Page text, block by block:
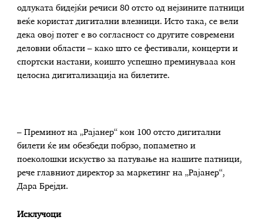
одлуката бидејќи речиси 80 отсто од нејзините патници
веќе користат дигитални влезници. Исто така, се вели
дека овој потег е во согласност со другите современи
деловни области – како што се фестивали, концерти и
спортски настани, коишто успешно преминувааа кон
целосна дигитализација на билетите.
– Преминот на „Рајанер“ кон 100 отсто дигитални
билети ќе им обезбеди побрзо, попаметно и
поеколошки искуство за патување на нашите патници,
рече главниот директор за маркетинг на „Рајанер“,
Дара Брејди.
Исклучоци